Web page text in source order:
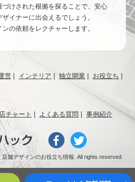
づけされた根拠を探ることで、安心
イナーに出会えるでしょう。
の依頼をレクチャーします。
営 インテリア 独立開業
お役立ち
チャート よくある質問 事例紹介
舗デザインのお役立ち情報. All rights reserved.